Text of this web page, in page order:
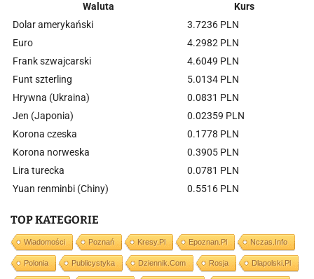
Waluta
Kurs
Dolar amerykański
3.7236 PLN
Euro
4.2982 PLN
Frank szwajcarski
4.6049 PLN
Funt szterling
5.0134 PLN
Hrywna (Ukraina)
0.0831 PLN
Jen (Japonia)
0.02359 PLN
Korona czeska
0.1778 PLN
Korona norweska
0.3905 PLN
Lira turecka
0.0781 PLN
Yuan renminbi (Chiny)
0.5516 PLN
TOP KATEGORIE
Wiadomości Poznań Kresy.pl Epoznan.pl Nczas.info
Polonia Publicystyka Dziennik.com Rosja Dlapolski.pl